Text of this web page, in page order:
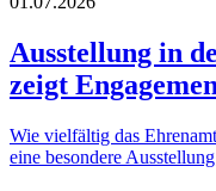
Ausstellung in
zeigt
Wie vielfältig das
eine besondere